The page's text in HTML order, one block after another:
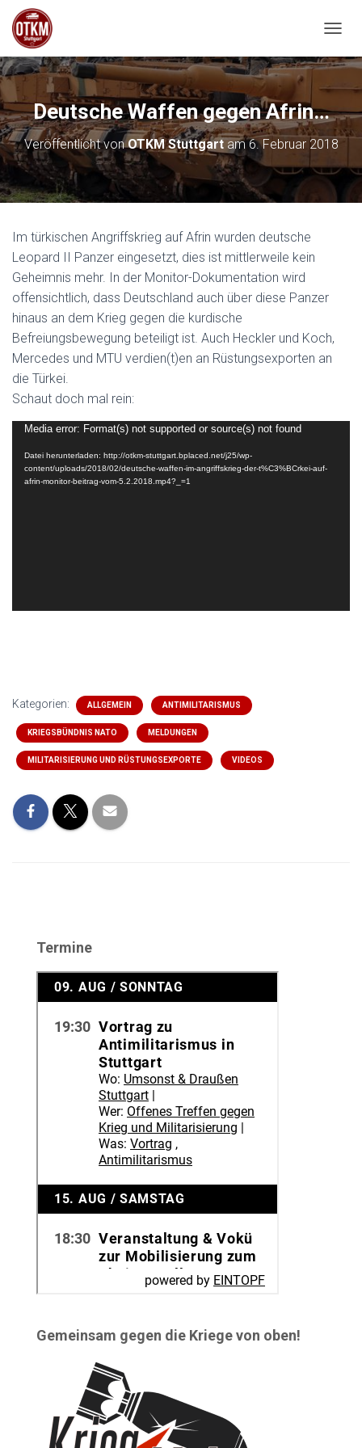
Deutsche Waffen gegen Afrin…
Veröffentlicht vonOTKM Stuttgartam6. Februar 2018
Im türkischen Angriffskrieg auf Afrin wurden deutsche
Leopard II Panzer eingesetzt, dies ist mittlerweile kein
Geheimnis mehr. In der Monitor-Dokumentation wird
offensichtlich, dass Deutschland auch über diese Panzer
hinaus an dem Krieg gegen die kurdische
Befreiungsbewegung beteiligt ist. Auch Heckler und Koch,
Mercedes und MTU verdien(t)en an Rüstungsexporten an
die Türkei.
Schaut doch mal rein:
Video-
Player
Media error: Format(s) not supported or source(s) not found
Datei herunterladen: http://otkm-stuttgart.bplaced.net/j25/wp-
content/uploads/2018/02/deutsche-waffen-im-angriffskrieg-der-t%C3%BCrkei-auf-
afrin-monitor-beitrag-vom-5.2.2018.mp4?_=1
Kategorien: ALLGEMEIN ANTIMILITARISMUS
KRIEGSBÜNDNIS NATO MELDUNGEN
MILITARISIERUNG UND RÜSTUNGSEXPORTE VIDEOS
Termine
Gemeinsam gegen die Kriege von oben!